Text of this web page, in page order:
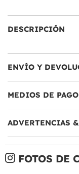
DESCRIPCIÓN
ENVÍO Y
MEDIOS DE PAGO
ADVERTENCIAS
FOTOS DE